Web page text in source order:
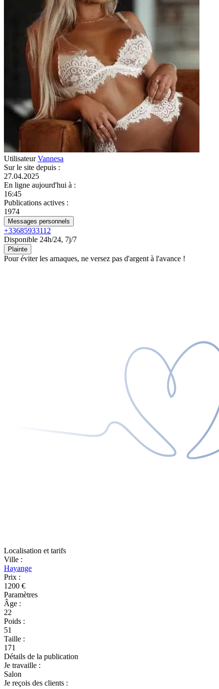
UtilisateurVannesa
Sur le site depuis :
27.04.2025
En ligne aujourd'hui à :
16:45
Publications actives :
1974
Messages personnels
+33685933112
Disponible 24h/24, 7j/7
Plainte
Pour éviter les arnaques, ne versez pas d'argent à l'avance !
Localisation et tarifs
Ville :
Hayange
Prix :
1200 €
Paramètres
Âge :
22
Poids :
51
Taille :
171
Détails de la publication
Je travaille :
Salon
Je reçois des clients :